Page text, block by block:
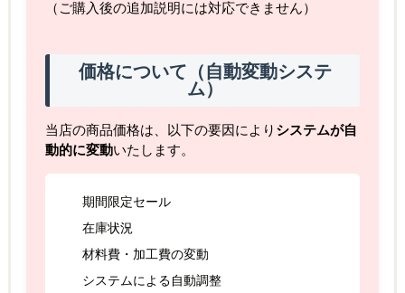
（ご購入後の追加説明には対応できません）
価格について（自動変動システ
ム）
当店の商品価格は、以下の要因により システムが自
動的に変動いたします。
期間限定セール
在庫状況
材料費・加工費の変動
システムによる自動調整